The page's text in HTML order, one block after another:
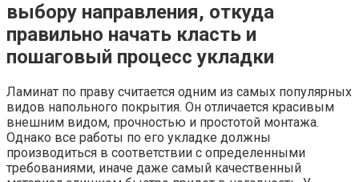
выбору направления, откуда
правильно начать класть и
пошаговый процесс укладки
Ламинат по праву считается одним из самых популярных
видов напольного покрытия. Он отличается красивым
внешним видом, прочностью и простотой монтажа.
Однако все работы по его укладке должны
производиться в соответствии с определенными
требованиями, иначе даже самый качественный